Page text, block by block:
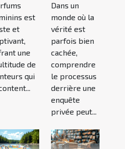
est
et
une
de
qui
Dans un
monde où la
vérité est
parfois bien
cachée,
comprendre
le processus
derrière une
enquête
privée peut...